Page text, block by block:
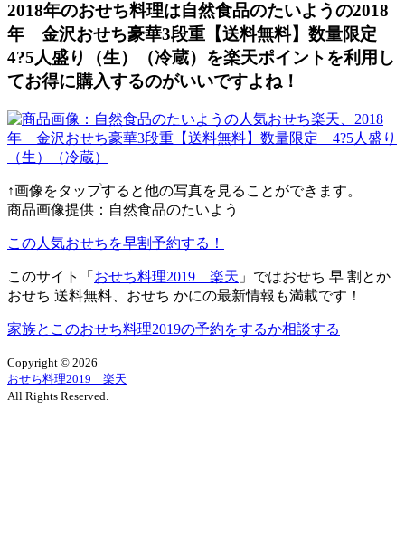
2018年のおせち料理は自然食品のたいようの2018
年 金沢おせち豪華3段重【送料無料】数量限定
4?5人盛り（生）（冷蔵）を楽天ポイントを利用し
てお得に購入するのがいいですよね！
↑画像をタップすると他の写真を見ることができます。
商品画像提供：自然食品のたいよう
この人気おせちを早割予約する！
このサイト「 おせち料理2019 楽天 」ではおせち 早 割とか
おせち 送料無料、おせち かにの最新情報も満載です！
家族とこのおせち料理2019の予約をするか相談する
Copyright © 2026
おせち料理2019 楽天
All Rights Reserved.